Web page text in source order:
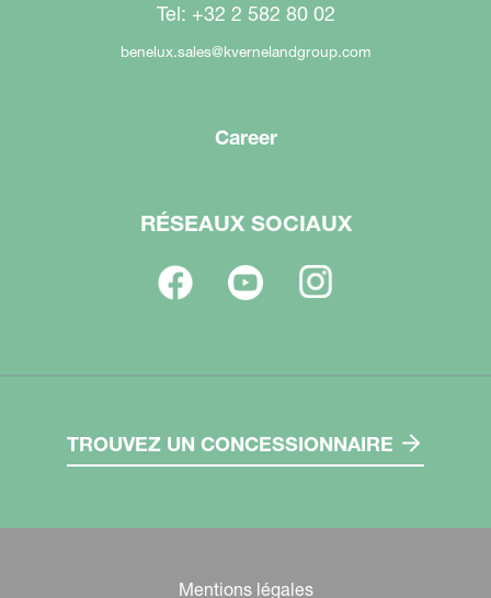
Tel: +32 2 582 80 02
benelux.sales@kvernelandgroup.com
Career
RÉSEAUX SOCIAUX
TROUVEZ UN CONCESSIONNAIRE
Mentions légales